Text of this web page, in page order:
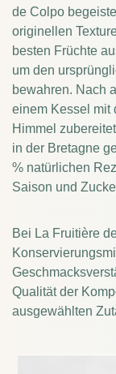
de Colpo
originellen
besten Früchte
um den
bewahren. Nach
einem Kessel mit
Himmel
in der Bretagne
% natürlichen
Saison und
Bei La Fruitière
Qualität der
ausgewählten